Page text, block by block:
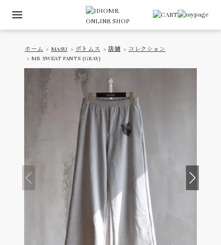
ホーム > MASU > ボトムス > 店舗 > コレクション
> MB SWEAT PANTS (GRAY)